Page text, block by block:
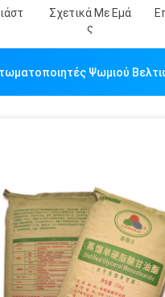
Σχετικά Με Εμά
Σ
Ψωμιού